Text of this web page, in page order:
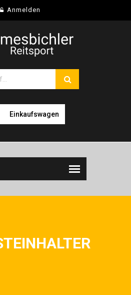
Anmelden
Einkaufswagen